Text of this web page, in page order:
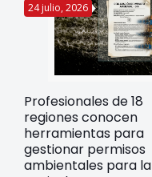
24 julio, 2026
Profesionales de 18
regiones conocen
herramientas para
gestionar permisos
ambientales para la